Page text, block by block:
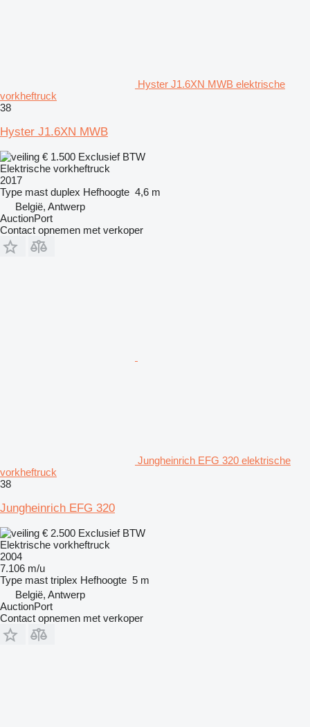
Hyster J1.6XN MWB elektrische
vorkheftruck
38
Hyster J1.6XN MWB
€ 1.500 Exclusief BTW
Elektrische vorkheftruck
2017
Type mast duplex Hefhoogte 4,6 m
België, Antwerp
AuctionPort
Contact opnemen met verkoper
Jungheinrich EFG 320 elektrische
vorkheftruck
38
Jungheinrich EFG 320
€ 2.500 Exclusief BTW
Elektrische vorkheftruck
2004
7.106 m/u
Type mast triplex Hefhoogte 5 m
België, Antwerp
AuctionPort
Contact opnemen met verkoper